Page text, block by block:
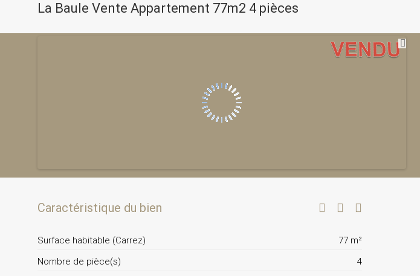
La Baule Vente Appartement 77m2 4 pièces
Caractéristique du bien
Surface habitable (Carrez)
77 m²
Nombre de pièce(s)
4